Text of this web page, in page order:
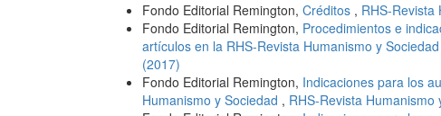
Fondo Editorial Remington, Créditos , RHS-Revista
Fondo Editorial Remington, Procedimientos e
artículos en la RHS-Revista Humanismo y Sociedad
(2017)
Fondo Editorial Remington, Indicaciones para los
Humanismo y Sociedad , RHS-Revista